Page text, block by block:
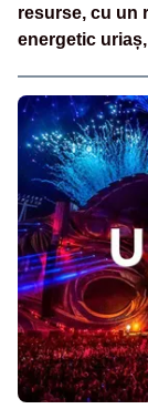
resurse, cu un
energetic